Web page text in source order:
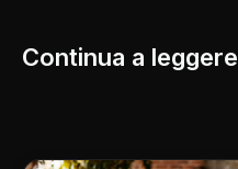
Continua a leggere